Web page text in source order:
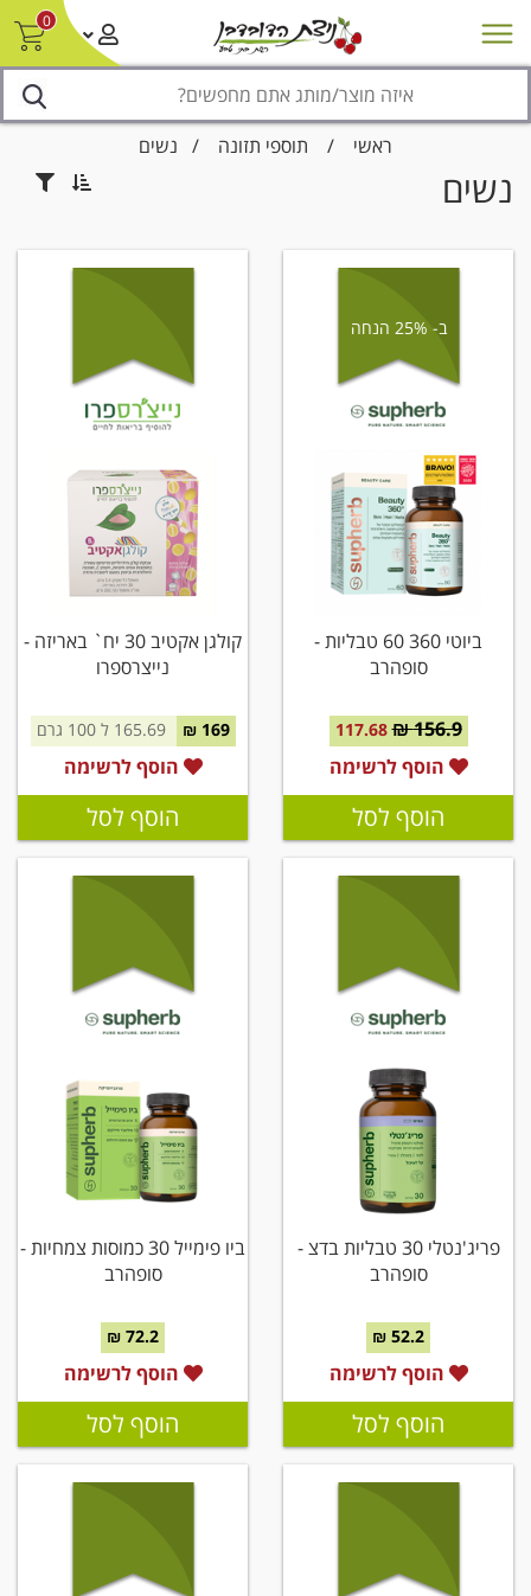
0
מבצעים סניפים צור קשר/ביטול הזמנה
ראשי / תוספי תזונה / נשים
נשים
ב- 25% הנחה
ביוטי 360 60 טבליות -
סופהרב
156.9 ₪
117.68
הוסף לרשימה
הוסף לסל
קולגן אקטיב 30 יח` באריזה -
נייצרספרו
169 ₪ 165.69 ל 100 גרם
הוסף לרשימה
הוסף לסל
פריג'נטלי 30 טבליות בדצ -
סופהרב
52.2 ₪
הוסף לרשימה
הוסף לסל
ביו פימייל 30 כמוסות צמחיות -
סופהרב
72.2 ₪
הוסף לרשימה
הוסף לסל